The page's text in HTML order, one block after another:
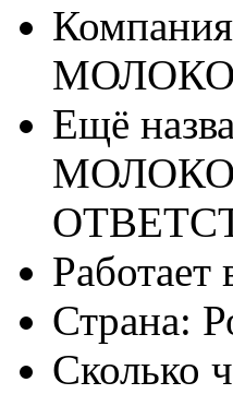
Ещё
Работает
Страна:
Сколько